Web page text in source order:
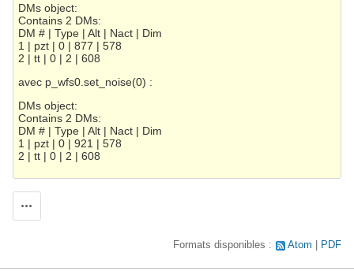
DMs object:
Contains 2 DMs:
DM # | Type | Alt | Nact | Dim
1 | pzt | 0 | 877 | 578
2 | tt | 0 | 2 | 608
avec p_wfs0.set_noise(0) :
DMs object:
Contains 2 DMs:
DM # | Type | Alt | Nact | Dim
1 | pzt | 0 | 921 | 578
2 | tt | 0 | 2 | 608
Formats disponibles : Atom PDF